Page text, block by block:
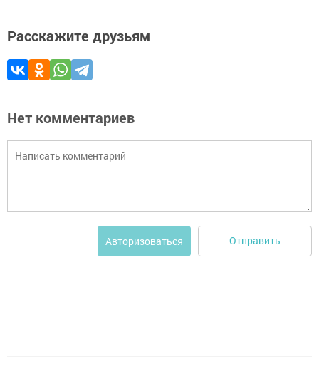
Расскажите друзьям
Нет комментариев
Авторизоваться Отправить